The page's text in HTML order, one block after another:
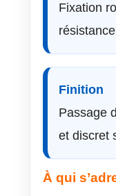
Fixation
Finition
Passage
et discret
À qui